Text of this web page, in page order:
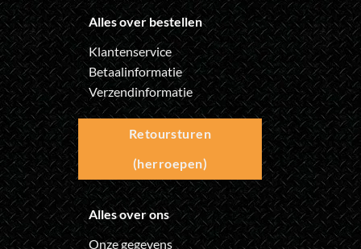
Alles over bestellen
Klantenservice
Betaalinformatie
Verzendinformatie
Retoursturen
(herroepen)
Alles over ons
Onze gegevens